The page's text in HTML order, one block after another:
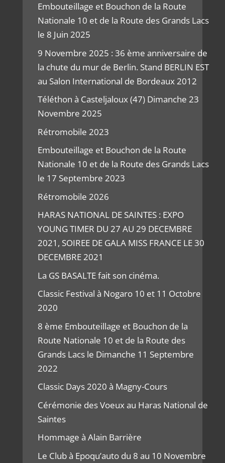
Embouteillage et Bouchon de la Route
Nationale 10 et de la Route des Grands Lacs
le 8 Juin 2025
9 Novembre 2025 : 36 ème anniversaire de
la chute du mur de Berlin. Stand BERLIN EST
au Salon International de Bordeaux 2012
Téléthon à Casteljaloux (47) Dimanche 23
Novembre 2025
Rétromobile 2023
Embouteillage et Bouchon de la Route
Nationale 10 et de la Route des Grands Lacs
le 17 Septembre 2023
Rétromobile 2026
HARAS NATIONAL DE SAINTES : EXPO
YOUNG TIMER DU 27 AU 29 DECEMBRE
2021, SOIREE DE GALA MISS FRANCE LE 30
DECEMBRE 2021
La GS BASALTE fait son cinéma.
Classic Festival à Nogaro 10 et 11 Octobre
2020
8 ème Embouteillage et Bouchon de la
Route Nationale 10 et de la Route des
Grands Lacs le Dimanche 11 Septembre
2022
Classic Days 2020 à Magny-Cours
Cérémonie des Voeux au Haras National de
Saintes
Hommage à Alain Barrière
Le Club à Epoqu’auto du 8 au 10 Novembre